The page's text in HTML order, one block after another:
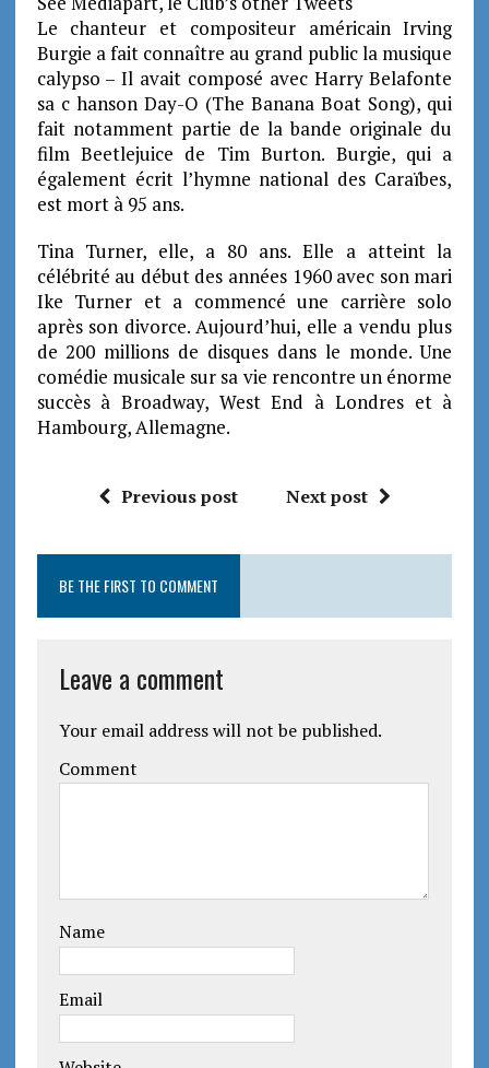
Le chanteur et compositeur américain Irving
Burgie a fait connaître au grand public la musique
calypso – Il avait composé avec Harry Belafonte
sa c hanson Day-O (The Banana Boat Song), qui
fait notamment partie de la bande originale du
film Beetlejuice de Tim Burton. Burgie, qui a
également écrit l’hymne national des Caraïbes,
est mort à 95 ans.
Tina Turner, elle, a 80 ans. Elle a atteint la
célébrité au début des années 1960 avec son mari
Ike Turner et a commencé une carrière solo
après son divorce. Aujourd’hui, elle a vendu plus
de 200 millions de disques dans le monde. Une
comédie musicale sur sa vie rencontre un énorme
succès à Broadway, West End à Londres et à
Hambourg, Allemagne.
Previous post Next post
BE THE FIRST TO COMMENT
Leave a comment
Your email address will not be published.
Comment
Name
Email